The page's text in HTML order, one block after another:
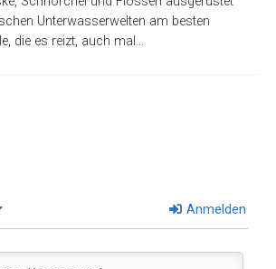
Unterwasserwelten am besten
die es reizt, auch mal…
Anmelden